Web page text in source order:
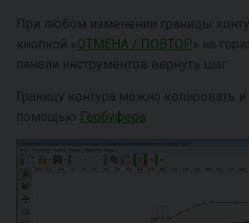
При любом изменении границы
кнопкой « ОТМЕНА / ПОВТОР» на
панели инструментов вернуть шаг.
Границу контура можно копировать и
помощью Геобуфера